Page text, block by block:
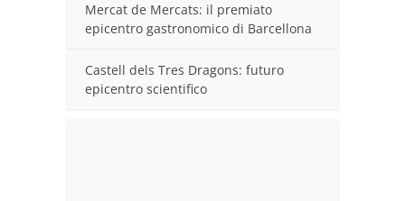
Mercat de Mercats: il premiato
epicentro gastronomico di Barcellona
Castell dels Tres Dragons: futuro
epicentro scientifico